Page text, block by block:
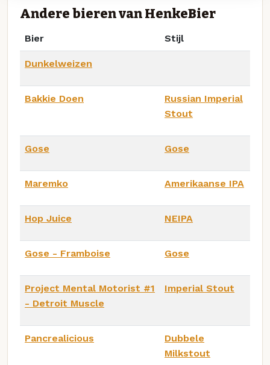
Andere bieren van HenkeBier
Bier Stijl
Dunkelweizen
Bakkie Doen
Russian Imperial
Stout
Gose Gose
Maremko Amerikaanse IPA
Hop Juice NEIPA
Gose - Framboise Gose
Project Mental Motorist #1
- Detroit Muscle
Imperial Stout
Pancrealicious
Dubbele
Milkstout